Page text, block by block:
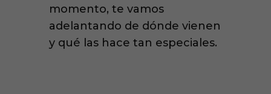
momento, te vamos
adelantando de dónde vienen
y qué las hace tan especiales.